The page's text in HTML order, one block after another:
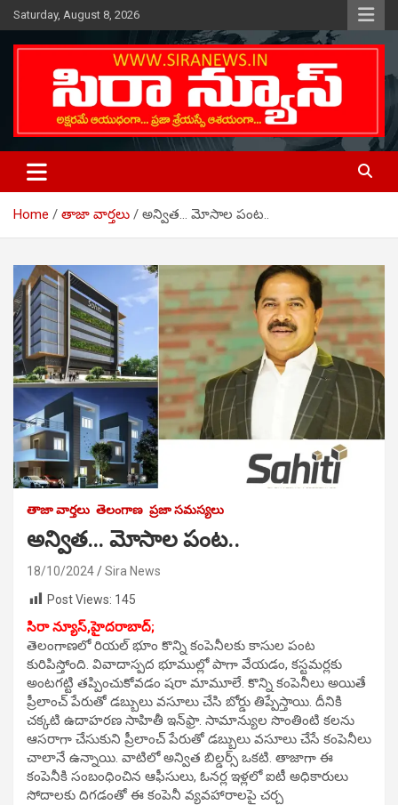
Skip
to
content
Saturday, August 8, 2026
SIRA NEWS
Telugu Online News Daily
Home తాజా వార్తలు అన్విత… మోసాల పంట..
తాజా వార్తలు తెలంగాణ ప్రజా సమస్యలు
అన్విత… మోసాల పంట..
18/10/2024
Sira News
Post Views: 145
సిరా న్యూస్,హైదరాబాద్;
తెలంగాణలో రియల్ భూం కొన్ని కంపెనీలకు కాసుల పంట
కురిపిస్తోంది. వివాదాస్పద భూముల్లో పాగా వేయడం, కస్టమర్లకు
అంటగట్టి తప్పించుకోవడం షరా మామూలే. కొన్ని కంపెనీలు అయితే
ప్రీలాంచ్ పేరుతో డబ్బులు వసూలు చేసి బోర్డు తిప్పేస్తాయి. దీనికి
చక్కటి ఉదాహరణ సాహితీ ఇన్‌ఫ్రా. సామాన్యుల సొంతింటి కలను
ఆసరాగా చేసుకుని ప్రీలాంచ్ పేరుతో డబ్బులు వసూలు చేసే కంపెనీలు
చాలానే ఉన్నాయి. వాటిలో అన్విత బిల్డర్స్ ఒకటి. తాజాగా ఈ
కంపెనీకి సంబంధించిన ఆఫీసులు, ఓనర్ల ఇళ్లలో ఐటీ అధికారులు
సోదాలకు దిగడంతో ఈ కంపెనీ వ్యవహారాలపై చర్చ